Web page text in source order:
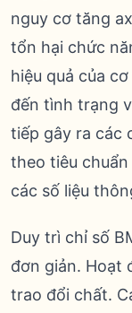
nguy cơ tăng
tổn hại chức
hiệu quả của
đến tình trạng
tiếp gây ra các
theo tiêu
các số liệu
Duy trì chỉ số
đơn giản. Hoạt
trao đổi chất.